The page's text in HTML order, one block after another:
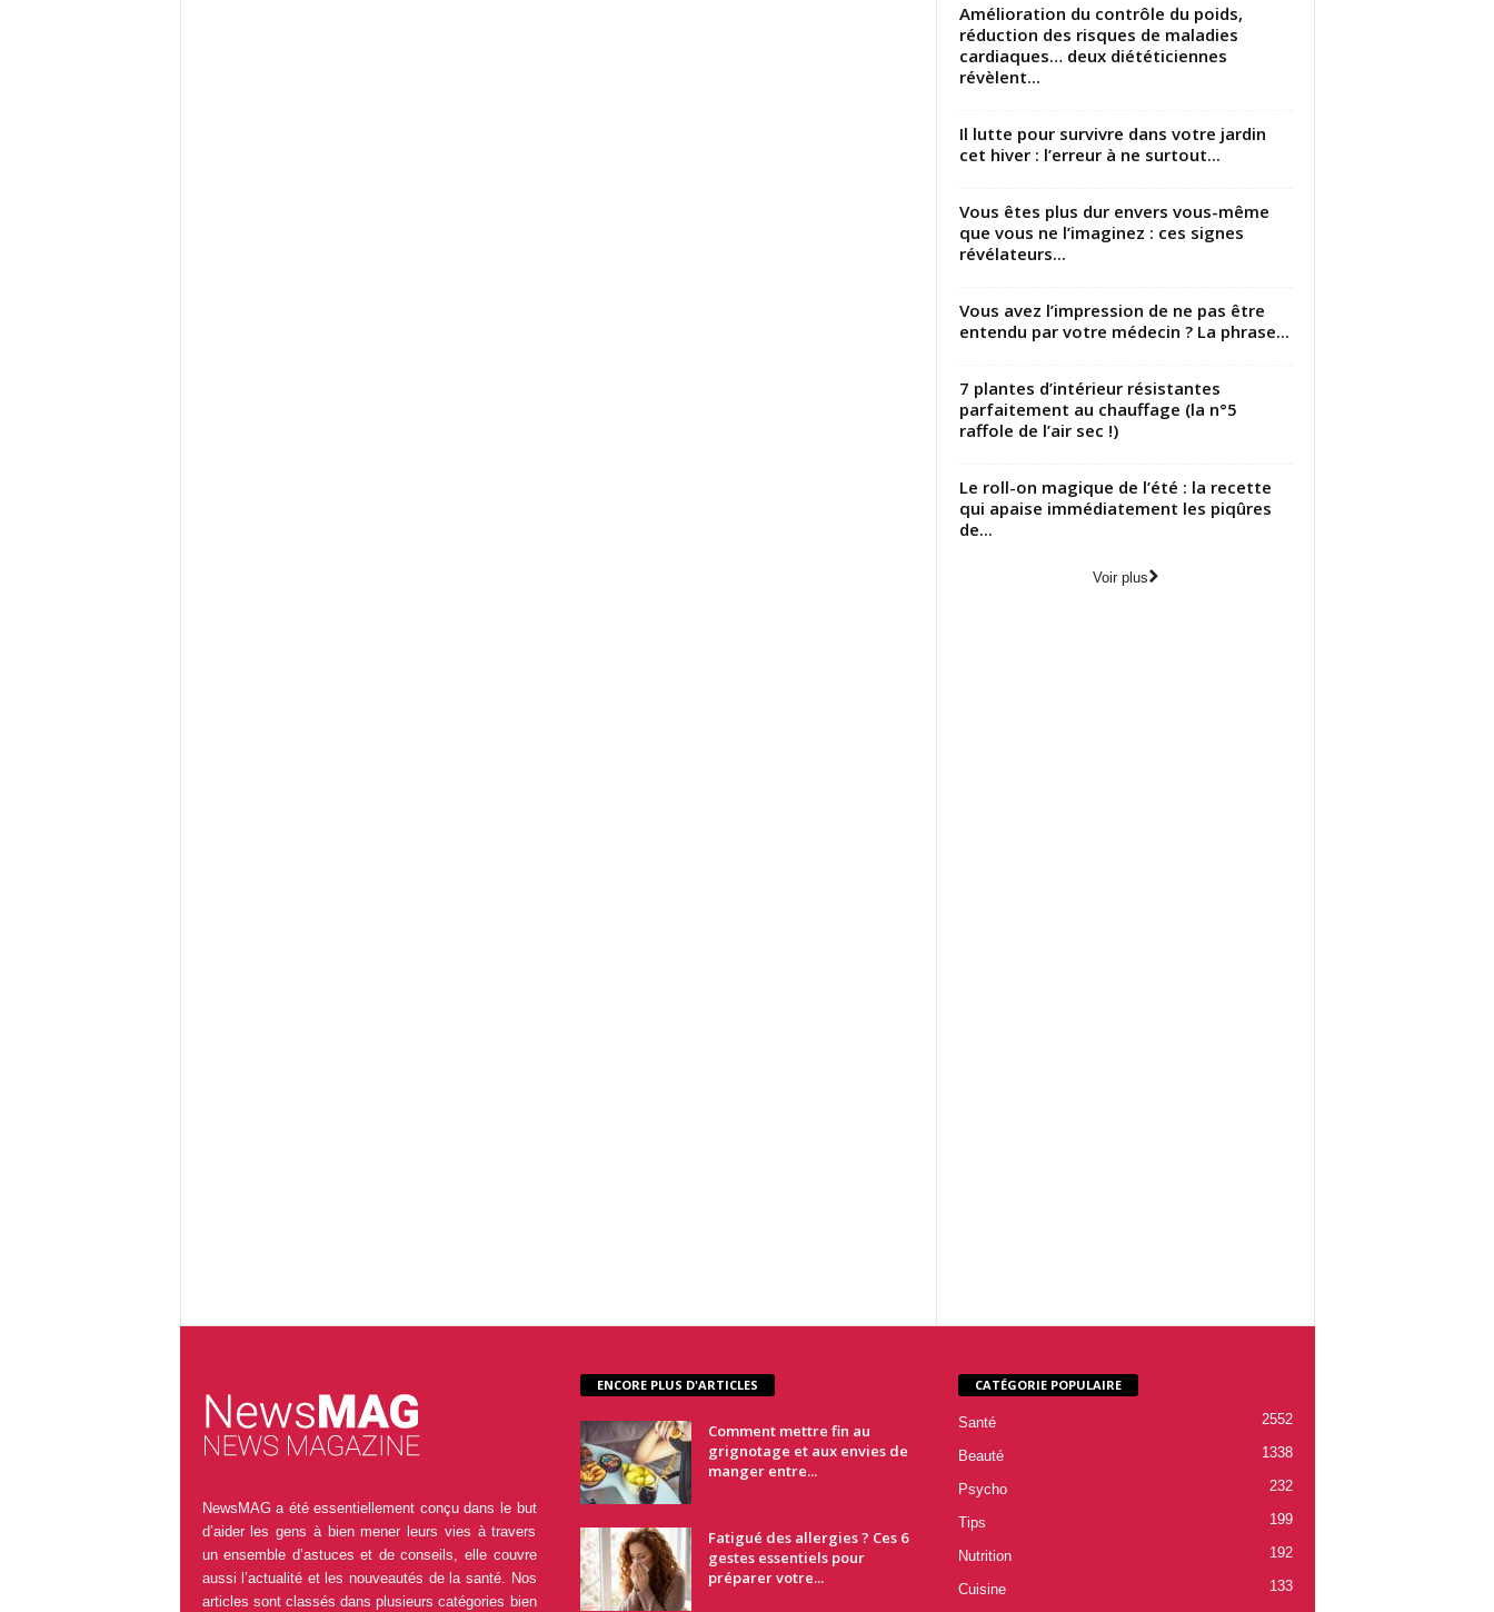
Amélioration du contrôle du poids,
réduction des risques de maladies
cardiaques… deux diététiciennes
révèlent...
Il lutte pour survivre dans votre jardin
cet hiver : l’erreur à ne surtout...
Vous êtes plus dur envers vous-même
que vous ne l’imaginez : ces signes
révélateurs...
Vous avez l’impression de ne pas être
entendu par votre médecin ? La phrase...
7 plantes d’intérieur résistantes
parfaitement au chauffage (la n°5
raffole de l’air sec !)
Le roll-on magique de l’été : la recette
qui apaise immédiatement les piqûres
de...
Voir plus
NewsMAG a été essentiellement conçu dans le but
d’aider les gens à bien mener leurs vies à travers
un ensemble d’astuces et de conseils, elle couvre
aussi l’actualité et les nouveautés de la santé. Nos
articles sont classés dans plusieurs catégories bien
ENCORE PLUS D'ARTICLES
Comment mettre fin au
grignotage et aux envies de
manger entre...
Fatigué des allergies ? Ces 6
gestes essentiels pour
préparer votre...
CATÉGORIE POPULAIRE
Santé 2552
Beauté 1338
Psycho 232
Tips 199
Nutrition 192
Cuisine
133